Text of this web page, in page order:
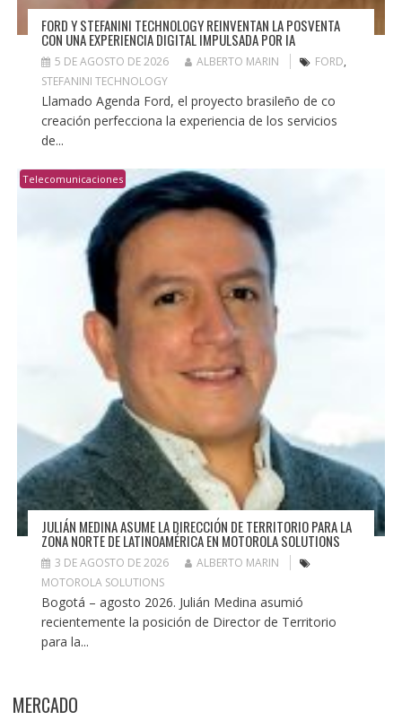
FORD Y STEFANINI TECHNOLOGY REINVENTAN LA POSVENTA
CON UNA EXPERIENCIA DIGITAL IMPULSADA POR IA
5 DE AGOSTO DE 2026 ALBERTO MARIN FORD,
STEFANINI TECHNOLOGY
Llamado Agenda Ford, el proyecto brasileño de co
creación perfecciona la experiencia de los servicios
de...
Telecomunicaciones
JULIÁN MEDINA ASUME LA DIRECCIÓN DE TERRITORIO PARA LA
ZONA NORTE DE LATINOAMÉRICA EN MOTOROLA SOLUTIONS
3 DE AGOSTO DE 2026
ALBERTO MARIN
MOTOROLA SOLUTIONS
Bogotá – agosto 2026. Julián Medina asumió
recientemente la posición de Director de Territorio
para la...
MERCADO